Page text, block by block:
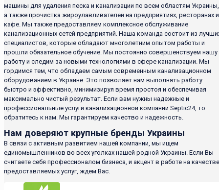
машины для удаления песка и канализации по всем областям Украины,
а также прочистка жироулавливателей на предприятиях, ресторанах и
кафе. Мы также предоставляем комплексное обслуживание
канализационных сетей предприятий. Наша команда состоит из
специалистов, которые обладают многолетним опытом работы и
прошли обязательное обучение. Мы постоянно совершенствуем нашу
работу и следим за новыми технологиями в сфере канализации. Мы
гордимся тем, что обладаем самым современным канализационном
оборудованием в Украине. Это позволяет нам выполнять работу
быстро и эффективно, минимизируя время простоя и обеспечивая
максимально чистый результат. Если вам нужны надежные и
профессиональные услуги канализационной компании Septic24, то
обратитесь к нам. Мы гарантируем качество и надежность.
Нам доверяют крупные бренды Украины
В связи с активным развитием нашей компании, мы ищем
единомышленников во всех уголках нашей родной Украины. Если Вы
считаете себя профессионалом бизнеса, и акцент в работе на качестве
предоставляемых услуг, ждем Вас.